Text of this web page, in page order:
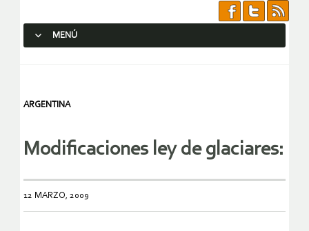
MENÚ
ARGENTINA
Modificaciones ley de glaciares:
12 MARZO, 2009